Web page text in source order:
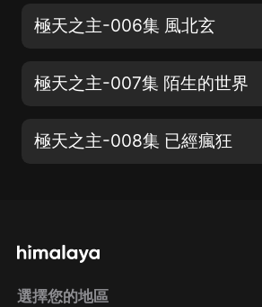
極天之主-006集 風北玄
極天之主-007集 陌生的世界
極天之主-008集 已經瘋狂
選擇您的地區